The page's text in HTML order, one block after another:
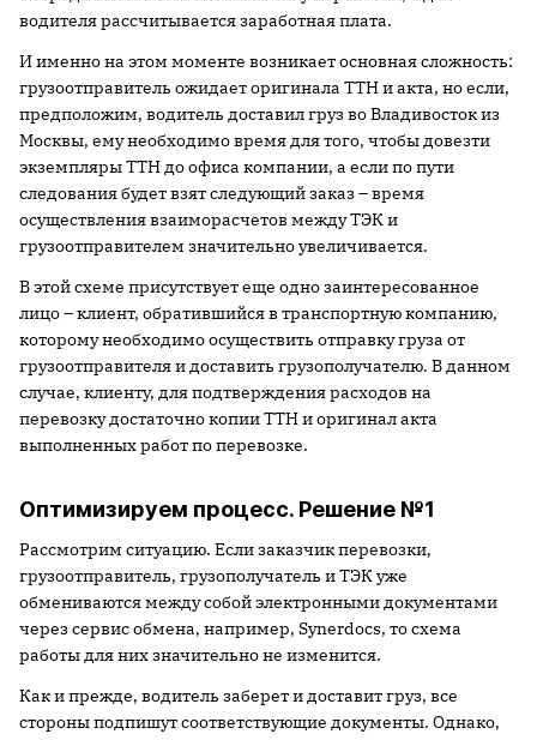
водителя рассчитывается заработная плата.
И именно на этом моменте возникает основная сложность:
грузоотправитель ожидает оригинала ТТН и акта, но если,
предположим, водитель доставил груз во Владивосток из
Москвы, ему необходимо время для того, чтобы довезти
экземпляры ТТН до офиса компании, а если по пути
следования будет взят следующий заказ – время
осуществления взаиморасчетов между ТЭК и
грузоотправителем значительно увеличивается.
В этой схеме присутствует еще одно заинтересованное
лицо – клиент, обратившийся в транспортную компанию,
которому необходимо осуществить отправку груза от
грузоотправителя и доставить грузополучателю. В данном
случае, клиенту, для подтверждения расходов на
перевозку достаточно копии ТТН и оригинал акта
выполненных работ по перевозке.
Оптимизируем процесс. Решение №1
Рассмотрим ситуацию. Если заказчик перевозки,
грузоотправитель, грузополучатель и ТЭК уже
обмениваются между собой электронными документами
через сервис обмена, например, Synerdocs, то схема
работы для них значительно не изменится.
Как и прежде, водитель заберет и доставит груз, все
стороны подпишут соответствующие документы. Однако,